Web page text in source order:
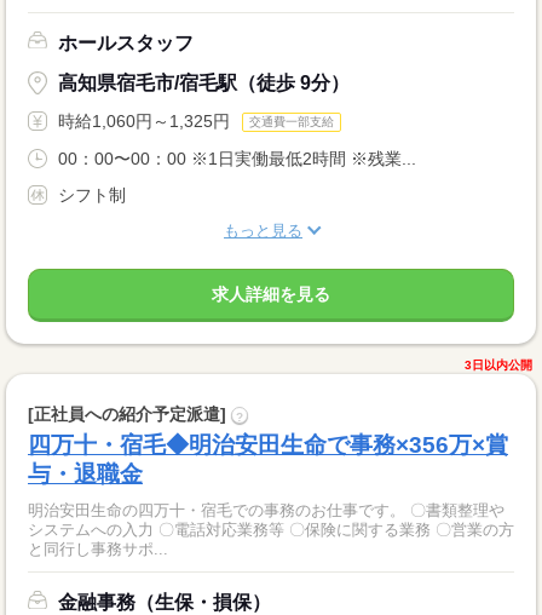
ホールスタッフ
高知県宿毛市/宿毛駅（徒歩 9分）
時給1,060円～1,325円 交通費一部支給
00：00〜00：00 ※1日実働最低2時間 ※残業...
シフト制
もっと見る
求人詳細を見る
3日以内公開
[正社員への紹介予定派遣] ?
四万十・宿毛◆明治安田生命で事務×356万×賞
与・退職金
明治安田生命の四万十・宿毛での事務のお仕事です。 〇書類整理や
システムへの入力 〇電話対応業務等 〇保険に関する業務 〇営業の方
と同行し事務サポ...
金融事務（生保・損保）